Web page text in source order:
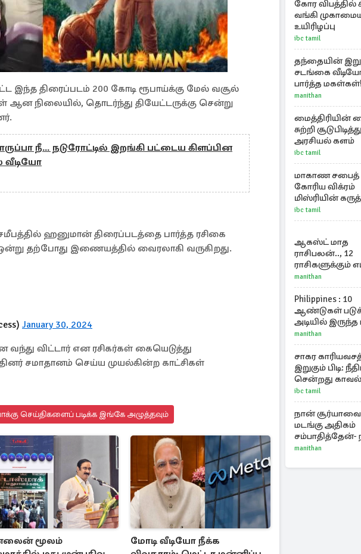
இந்த திரைப்படம் 200 கோடி ரூபாய்க்கு மேல் வசூல்
ஆன நிலையில், தொடர்ந்து தியேட்டருக்கு சென்று
நீ... நடுரோட்டில் இறங்கி பட்டைய கிளப்பின
வீடியோ
ஹனுமான் திரைப்படத்தை பார்த்த ரசிகை
தற்போது இணையத்தில் வைரலாகி வருகிறது.
January 30, 2024
விட்டார் என ரசிகர்கள் கையெடுத்து
சமாதானம் செய்ய முயல்கின்ற காட்சிகள்
செய்திகளைப் படிக்க இங்கே அழுத்தவும்
மூலம்
மோடி வீடியோ நீக்க
கோர விபத்தில்
வங்கி
உயிரிழப்பு
ibc tamil
தந்தையின்
சடங்கை
பார்த்த மகள்கள்!
manithan
மைத்திரியின்
சுற்றி
அரசியல் களம்
ibc tamil
மாகாண சபைத்
கோரிய விக்ரம்
மிஸ்ரியின்
ஊடக பிரிவால்
அமுக்கப்பட்டது
ibc tamil
ஆகஸ்ட் மாத
ராசிபலன்.., 12
ராசிகளுக்கும்
இருக்கும்?
manithan
Philippines : 10
ஆண்டுகள்
அடியில் இருந்த
கோடி
முத்து!
manithan
சாகர
இறுகும் பிடி:
சென்றது
ibc tamil
நான் சூர்யாவை
மடங்கு அதிகம்
சம்பாதித்தேன்-
ஜோதிகா
manithan